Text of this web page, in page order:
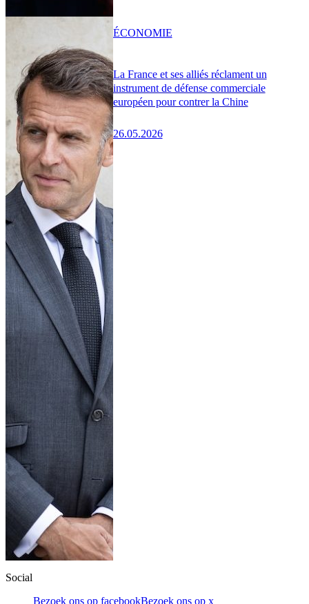
La France et ses alliés réclament un
instrument de défense commerciale
européen pour contrer la Chine
26.05.2026
ÉCONOMIE
Social
Bezoek ons op facebookBezoek ons op x